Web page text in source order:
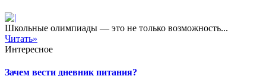
Школьные олимпиады — это не только возможность...
Читать»
Интересное
Зачем вести дневник питания?